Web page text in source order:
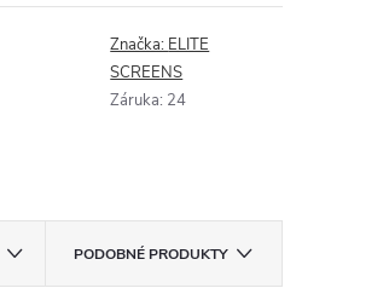
Značka: ELITE
SCREENS
Záruka: 24
PODOBNÉ PRODUKTY